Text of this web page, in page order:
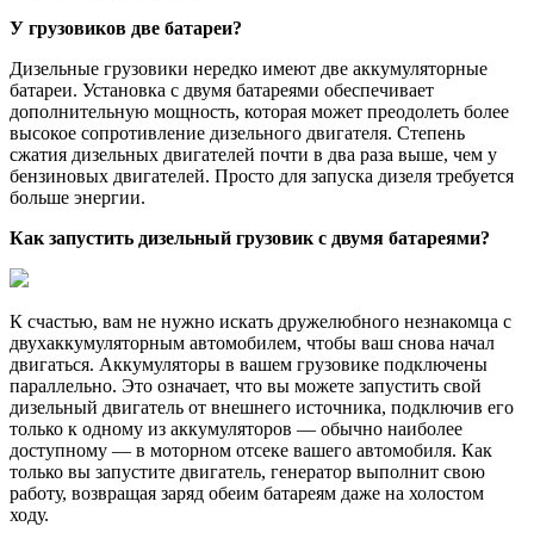
У грузовиков две батареи?
Дизельные грузовики нередко имеют две аккумуляторные
батареи. Установка с двумя батареями обеспечивает
дополнительную мощность, которая может преодолеть более
высокое сопротивление дизельного двигателя. Степень
сжатия дизельных двигателей почти в два раза выше, чем у
бензиновых двигателей. Просто для запуска дизеля требуется
больше энергии.
Как запустить дизельный грузовик с двумя батареями?
К счастью, вам не нужно искать дружелюбного незнакомца с
двухаккумуляторным автомобилем, чтобы ваш снова начал
двигаться. Аккумуляторы в вашем грузовике подключены
параллельно. Это означает, что вы можете запустить свой
дизельный двигатель от внешнего источника, подключив его
только к одному из аккумуляторов — обычно наиболее
доступному — в моторном отсеке вашего автомобиля. Как
только вы запустите двигатель, генератор выполнит свою
работу, возвращая заряд обеим батареям даже на холостом
ходу.